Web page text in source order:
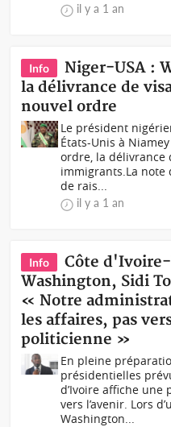
il y a 1 an
Info
Niger-USA :
la délivrance de
nouvel ordre
Le président
États-Unis à
ordre, la délivrance
immigrants.La
de rais...
il y a 1 an
Info
Côte d'Ivoire-
Washington, Sidi
« Notre
les affaires, pas
politicienne »
En pleine
présidentielles
d’Ivoire affiche
vers l’avenir. Lors
Washington...